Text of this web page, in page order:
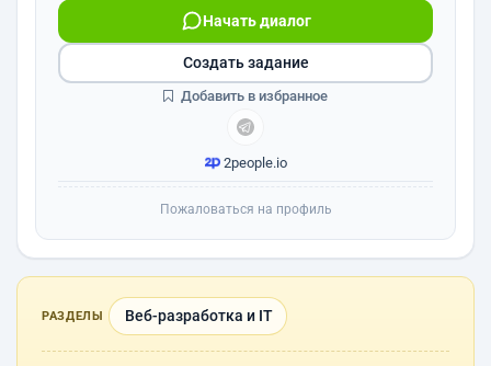
Начать диалог
2people.io
Создать задание
Добавить в избранное
Пожаловаться на профиль
РАЗДЕЛЫ Веб-разработка и IT